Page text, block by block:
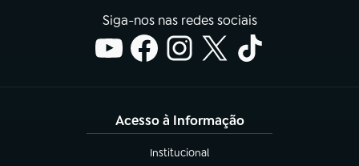
Siga-nos nas redes sociais
Acesso à Informação
Institucional
(abre em nova aba)